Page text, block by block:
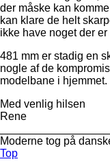
der måske kan
kan klare de helt
ikke have noget der
481 mm er stadig en
nogle af de
modelbane i hjemmet.
Med venlig hilsen
Rene
Moderne tog på
Top